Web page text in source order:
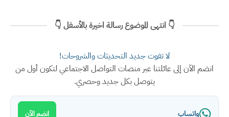
👇 انتهى الموضوع رسالة اخيرة بالأسفل 👇
لا تفوت جديد التحديثات والشروحات!
انضم الآن إلى عائلتنا عبر منصات التواصل الاجتماعي لتكون أول من
يتوصل بكل جديد وحصري.
واتساب انضم الآن